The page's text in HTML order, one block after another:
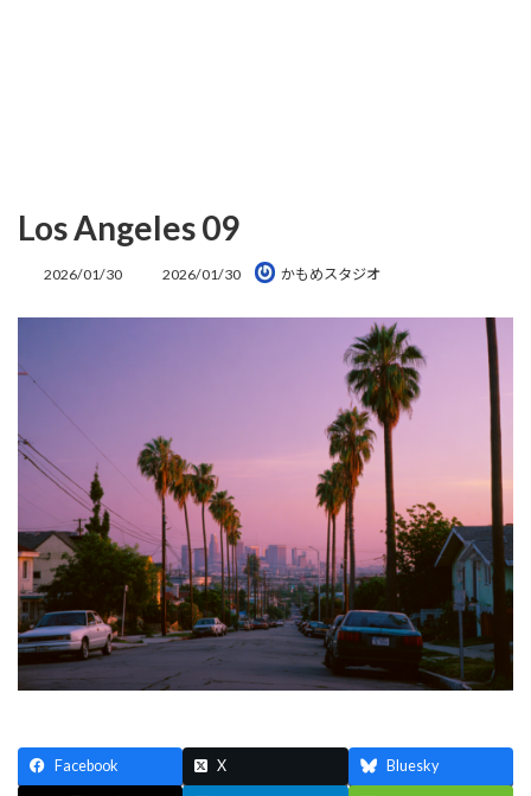
Los Angeles 09
2026/01/30
最
2026/01/30 かもめスタジオ
Facebook X Bluesky